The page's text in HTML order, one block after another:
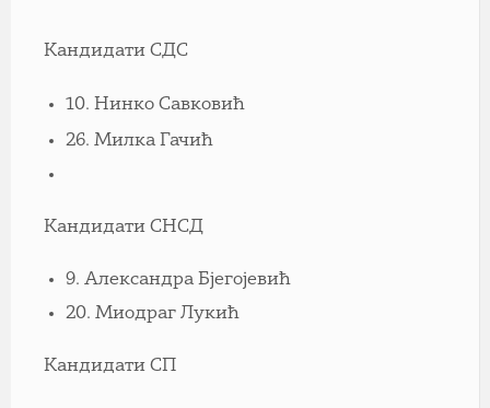
Кандидати СДС
10. Нинко Савковић
26. Милка Гачић
Кандидати СНСД
9. Александра Бјегојевић
20. Миодраг Лукић
Кандидати СП